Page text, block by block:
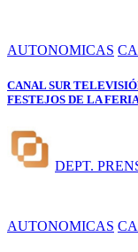
AUTONOMICAS
CANAL SUR
FESTEJOS DE LA
DEPT.
AUTONOMICAS